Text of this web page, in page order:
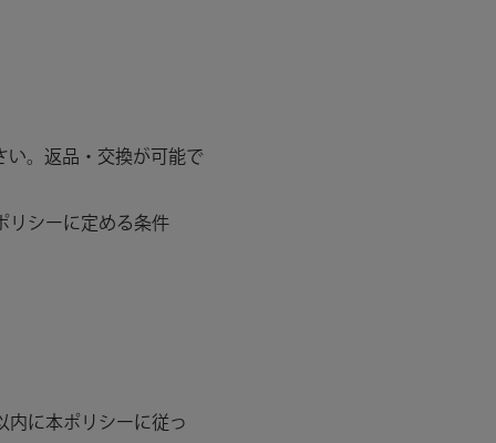
い。返品・交換が可能で
リシーに定める条件
内に本ポリシーに従っ